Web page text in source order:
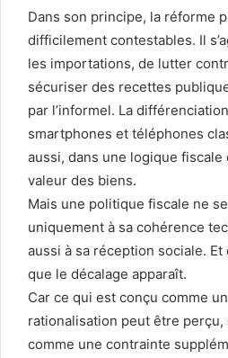
Dans son principe, la réforme
difficilement contestables. Il
les importations, de lutter
sécuriser des recettes
par l’informel. La
smartphones et téléphones
aussi, dans une logique
valeur des biens.
Mais une politique fiscale ne
uniquement à sa cohérence
aussi à sa réception sociale. Et
que le décalage apparaît.
Car ce qui est conçu comme
rationalisation peut être
comme une contrainte